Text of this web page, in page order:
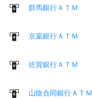
群馬銀行ＡＴＭ
京葉銀行ＡＴＭ
佐賀銀行ＡＴＭ
山陰合同銀行ＡＴＭ